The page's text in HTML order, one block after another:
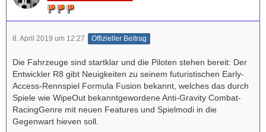
8. April 2019 um 12:27 Offizieller Beitrag
Die Fahrzeuge sind startklar und die Piloten stehen bereit: Der
Entwickler R8 gibt Neuigkeiten zu seinem futuristischen Early-
Access-Rennspiel Formula Fusion bekannt, welches das durch
Spiele wie WipeOut bekanntgewordene Anti-Gravity Combat-
RacingGenre mit neuen Features und Spielmodi in die
Gegenwart hieven soll.